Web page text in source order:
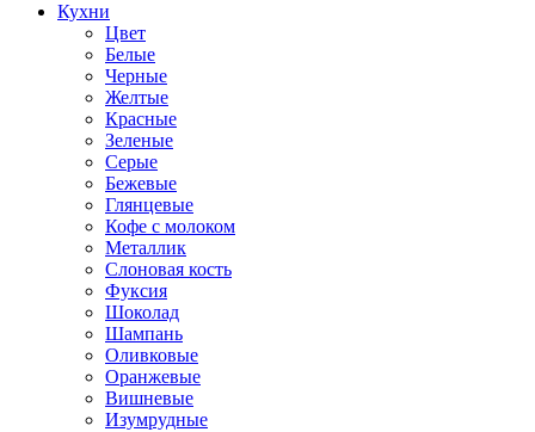
Кухни
Цвет
Белые
Черные
Желтые
Красные
Зеленые
Серые
Бежевые
Глянцевые
Кофе с молоком
Металлик
Слоновая кость
Фуксия
Шоколад
Шампань
Оливковые
Оранжевые
Вишневые
Изумрудные